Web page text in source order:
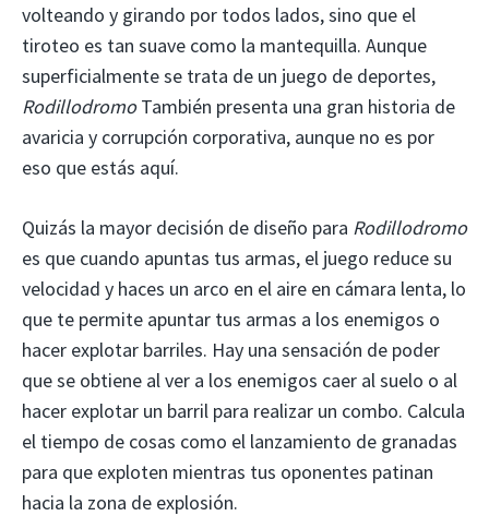
volteando y girando por todos lados, sino que el
tiroteo es tan suave como la mantequilla. Aunque
superficialmente se trata de un juego de deportes,
RodillodromoTambién presenta una gran historia de
avaricia y corrupción corporativa, aunque no es por
eso que estás aquí.
Quizás la mayor decisión de diseño para Rodillodromo
es que cuando apuntas tus armas, el juego reduce su
velocidad y haces un arco en el aire en cámara lenta, lo
que te permite apuntar tus armas a los enemigos o
hacer explotar barriles. Hay una sensación de poder
que se obtiene al ver a los enemigos caer al suelo o al
hacer explotar un barril para realizar un combo. Calcula
el tiempo de cosas como el lanzamiento de granadas
para que exploten mientras tus oponentes patinan
hacia la zona de explosión.